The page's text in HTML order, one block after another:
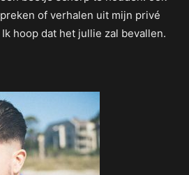
of verhalen uit mijn privé
hoop dat het jullie zal bevallen.